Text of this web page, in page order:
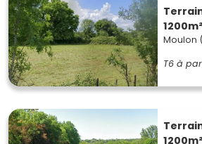
Moulon
T6 à